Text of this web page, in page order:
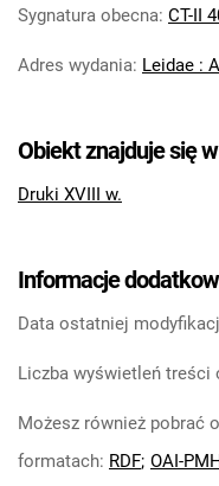
Sygnatura obecna: CT-II
Adres wydania: Leidae :
Obiekt znajduje się
Druki XVIII w.
Informacje
Data ostatniej
Liczba wyświetleń treści
Możesz również pobrać
formatach: RDF; OAI-